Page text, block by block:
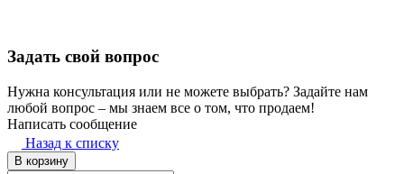
Задать свой вопрос
Нужна консультация или не можете выбрать? Задайте нам
любой вопрос – мы знаем все о том, что продаем!
Написать сообщение
Назад к списку
В корзину